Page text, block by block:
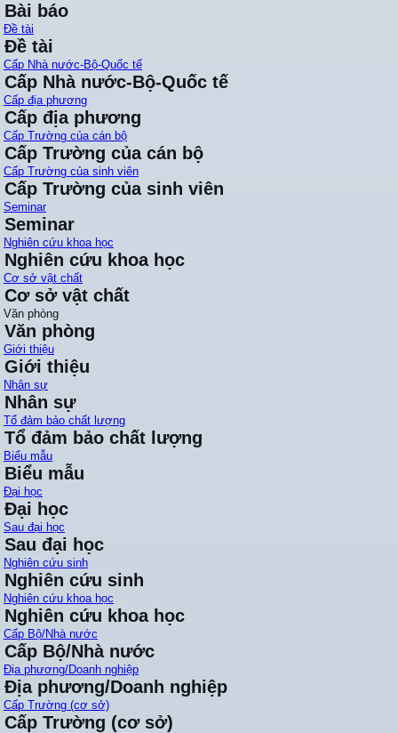
Bài báo
Đề tài
Đề tài
Cấp Nhà nước-Bộ-Quốc tế
Cấp Nhà nước-Bộ-Quốc tế
Cấp địa phương
Cấp địa phương
Cấp Trường của cán bộ
Cấp Trường của cán bộ
Cấp Trường của sinh viên
Cấp Trường của sinh viên
Seminar
Seminar
Nghiên cứu khoa học
Nghiên cứu khoa học
Cơ sở vật chất
Cơ sở vật chất
Văn phòng
Văn phòng
Giới thiệu
Giới thiệu
Nhân sự
Nhân sự
Tổ đảm bảo chất lượng
Tổ đảm bảo chất lượng
Biểu mẫu
Biểu mẫu
Đại học
Đại học
Sau đại học
Sau đại học
Nghiên cứu sinh
Nghiên cứu sinh
Nghiên cứu khoa học
Nghiên cứu khoa học
Cấp Bộ/Nhà nước
Cấp Bộ/Nhà nước
Địa phương/Doanh nghiệp
Địa phương/Doanh nghiệp
Cấp Trường (cơ sở)
Cấp Trường (cơ sở)